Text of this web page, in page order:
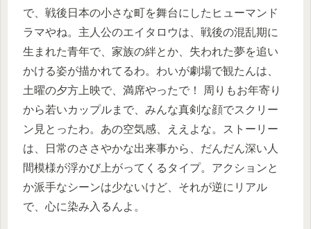
で、戦後日本の小さな町を舞台にしたヒューマンド
ラマやね。主人公のエイタロウは、戦後の混乱期に
生まれた青年で、家族の絆とか、失われた夢を追い
かける姿が描かれてるわ。わいが劇場で観たんは、
土曜の夕方上映で、満席やったで！ 周りもお年寄り
から若いカップルまで、みんな真剣な顔でスクリー
ン見とったわ。あの空気感、ええよな。ストーリー
は、日常のささやかな出来事から、だんだん深い人
間模様が浮かび上がってくるタイプ。アクションと
か派手なシーンは少ないけど、それが逆にリアル
で、心に染み入るんよ。